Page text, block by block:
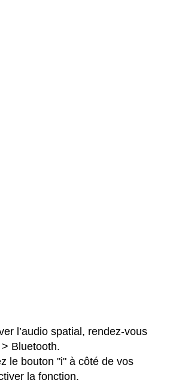
l’audio spatial, rendez-vous
Bluetooth.
le bouton "i" à côté de vos
la fonction.